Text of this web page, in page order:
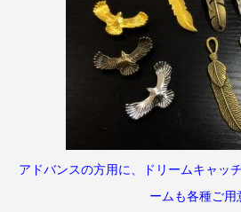
アドバンスの方用に、ドリームキャッ
ームも各種ご用